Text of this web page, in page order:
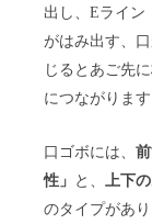
出し、Eライン
がはみ出す、
じるとあご先
につながります
口ゴボには、
性」 と、
上下
のタイプがあ